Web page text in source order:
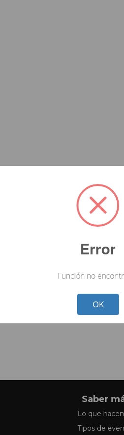
Saber
Lo que
Tipos de
Error
Función no
! Not valid!
OK